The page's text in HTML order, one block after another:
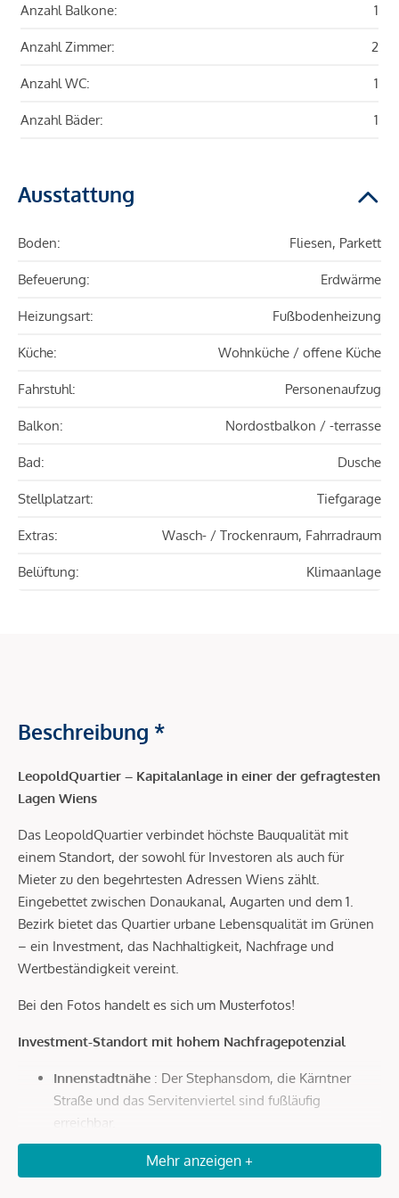
Anzahl Balkone: 1
Anzahl Zimmer: 2
Anzahl WC: 1
Anzahl Bäder: 1
Ausstattung
Boden: Fliesen, Parkett
Befeuerung: Erdwärme
Heizungsart: Fußbodenheizung
Küche: Wohnküche / offene Küche
Fahrstuhl: Personenaufzug
Balkon: Nordostbalkon / -terrasse
Bad: Dusche
Stellplatzart: Tiefgarage
Extras: Wasch- / Trockenraum, Fahrradraum
Belüftung: Klimaanlage
Beschreibung *
LeopoldQuartier – Kapitalanlage in einer der gefragtesten
Lagen Wiens
Das LeopoldQuartier verbindet höchste Bauqualität mit
einem Standort, der sowohl für Investoren als auch für
Mieter zu den begehrtesten Adressen Wiens zählt.
Eingebettet zwischen Donaukanal, Augarten und dem 1.
Bezirk bietet das Quartier urbane Lebensqualität im Grünen
– ein Investment, das Nachhaltigkeit, Nachfrage und
Wertbeständigkeit vereint.
Bei den Fotos handelt es sich um Musterfotos!
Investment-Standort mit hohem Nachfragepotenzial
Innenstadtnähe : Der Stephansdom, die Kärntner
Straße und das Servitenviertel sind fußläufig
erreichbar.
Optimale Anbindung: In wenigen Minuten zur U4
Roßauer Lände, zum Hauptbahnhof und in nur 20
Mehr anzeigen +